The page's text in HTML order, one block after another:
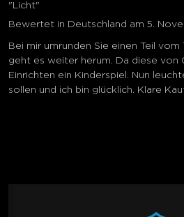
"Licht"
Bewertet in Deutschland am 5.
Bei mir umrunden Sie einen Teil
geht es weiter herum. Da diese von
Einrichten ein Kinderspiel. Nun
sollen und ich bin glücklich. Klare